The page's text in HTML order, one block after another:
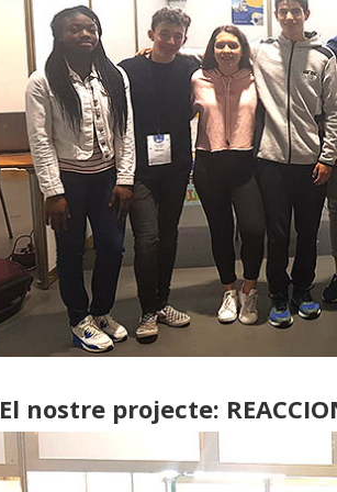
El nostre projecte: